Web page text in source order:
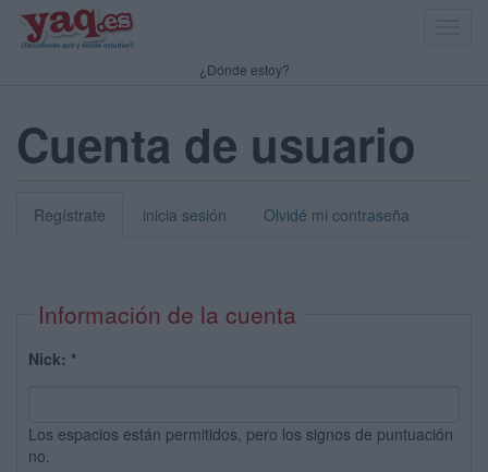
¿Dónde estoy?
Cuenta de usuario
Regístrate inicia sesión Olvidé mi contraseña
Información de la cuenta
Nick: *
Los espacios están permitidos, pero los signos de puntuación
no.